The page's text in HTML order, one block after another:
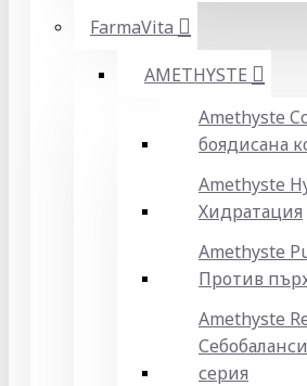
FarmaVita
AMETHYSTE
Amethyste
боядисана
Amethyste
Хидратация
Amethyste
Против
Amethyste
серия